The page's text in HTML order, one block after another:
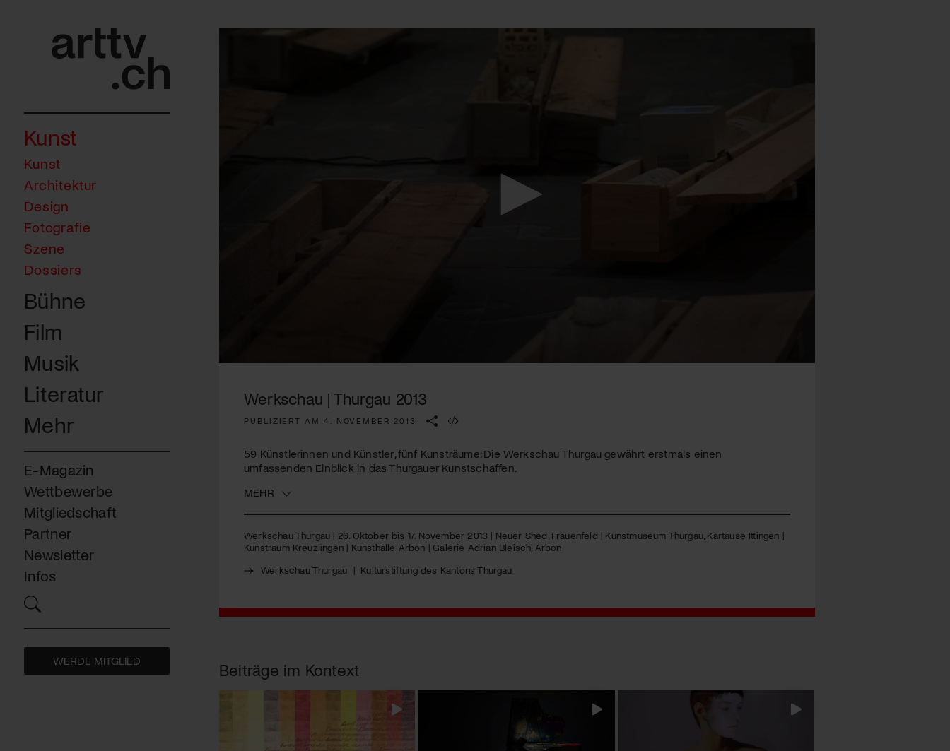
Kunst
Kunst
Architektur
Design
Fotografie
Szene
Dossiers
Bühne
Film
Musik
Literatur
Mehr
E-Magazin
Wettbewerbe
Mitgliedschaft
Partner
Newsletter
Infos
WERDE MITGLIED
Werkschau | Thurgau 2013
PUBLIZIERT AM 4. NOVEMBER 2013
59 Künstlerinnen und Künstler, fünf Kunsträume: Die Werkschau Thurgau gewährt erstmals einen
umfassenden Einblick in das Thurgauer Kunstschaffen.
MEHR
Werkschau Thurgau | 26. Oktober bis 17. November 2013 | Neuer Shed, Frauenfeld | Kunstmuseum Thurgau, Kartause Ittingen |
Kunstraum Kreuzlingen | Kunsthalle Arbon | Galerie Adrian Bleisch, Arbon
Werkschau Thurgau | Kulturstiftung des Kantons Thurgau
Beiträge im Kontext
diversen Kulturevents.
Jetzt Mitglied werden